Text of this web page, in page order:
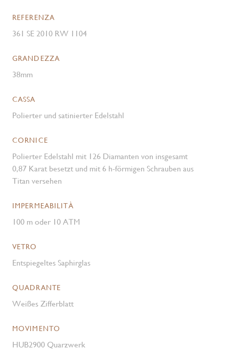
REFERENZA
361 SE 2010 RW 1104
GRANDEZZA
38mm
CASSA
Polierter und satinierter Edelstahl
CORNICE
Polierter Edelstahl mit 126 Diamanten von insgesamt
0,87 Karat besetzt und mit 6 h-förmigen Schrauben aus
Titan versehen
IMPERMEABILITÀ
100 m oder 10 ATM
VETRO
Entspiegeltes Saphirglas
QUADRANTE
Weißes Zifferblatt
MOVIMENTO
HUB2900 Quarzwerk